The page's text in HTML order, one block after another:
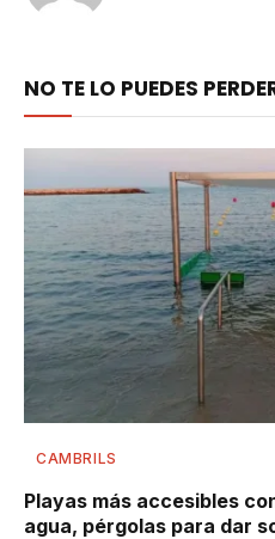
NO TE LO PUEDES
CAMBRILS
Playas más accesibles
agua, pérgolas para dar